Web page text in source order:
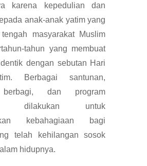
karena kepedulian dan
anak-anak yatim yang
masyarakat Muslim
tahun yang membuat
dengan sebutan Hari
Berbagai santunan,
berbagi, dan program
dilakukan untuk
kebahagiaan bagi
telah kehilangan sosok
hidupnya.